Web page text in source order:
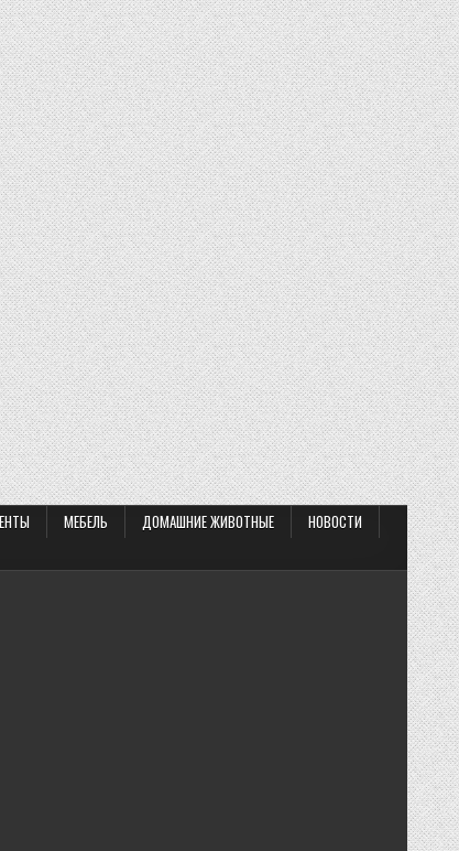
МЕБЕЛЬ ДОМАШНИЕ ЖИВОТНЫЕ
НОВОСТИ